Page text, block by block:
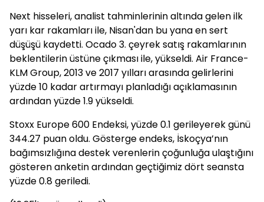
Next hisseleri, analist tahminlerinin altında gelen ilk
yarı kar rakamları ile, Nisan'dan bu yana en sert
düşüşü kaydetti. Ocado 3. çeyrek satış rakamlarının
beklentilerin üstüne çıkması ile, yükseldi. Air France-
KLM Group, 2013 ve 2017 yılları arasında gelirlerini
yüzde 10 kadar artırmayı planladığı açıklamasının
ardından yüzde 1.9 yükseldi.
Stoxx Europe 600 Endeksi, yüzde 0.1 gerileyerek günü
344.27 puan oldu. Gösterge endeks, İskoçya’nın
bağımsızlığına destek verenlerin çoğunluğa ulaştığını
gösteren anketin ardından geçtiğimiz dört seansta
yüzde 0.8 geriledi.